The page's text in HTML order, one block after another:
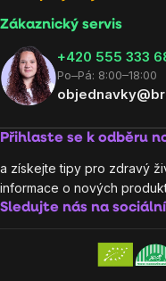
Zákaznický servis
‭+420 555 333
Po–Pá: 8:00–18:00
Přihlaste se k odběru
a získejte tipy pro zdravý
informace o nových
Sledujte nás na